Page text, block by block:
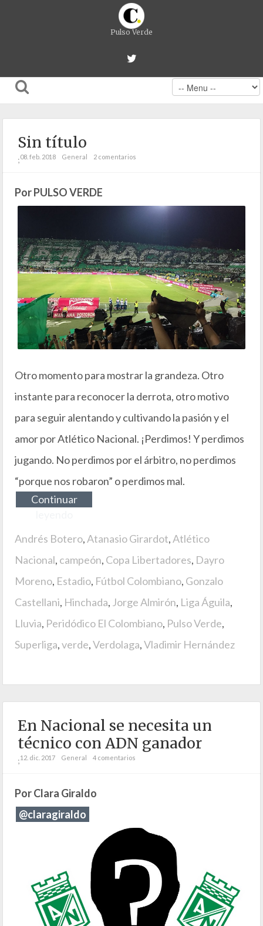
Pulso Verde
Sin título
;08. feb. 2018 General 2 comentarios
Por PULSO VERDE
Otro momento para mostrar la grandeza. Otro
instante para reconocer la derrota, otro motivo
para seguir alentando y cultivando la pasión y el
amor por Atlético Nacional. ¡Perdimos! Y perdimos
jugando. No perdimos por el árbitro, no perdimos
“porque nos robaron” o perdimos mal.
Continuar
Andrés Botero,Atanasio Girardot,Atlético
Nacional, campeón, Copa Libertadores, Dayro
Moreno, Estadio, Fútbol Colombiano, Gonzalo
Castellani, Hinchada, Jorge Almirón, Liga Águila,
Lluvia, Peridódico El Colombiano, Pulso Verde,
Superliga,verde,Verdolaga,Vladimir Hernández
En Nacional se necesita un
técnico con ADN ganador
;12. dic. 2017 General 4 comentarios
Por Clara Giraldo
@claragiraldo